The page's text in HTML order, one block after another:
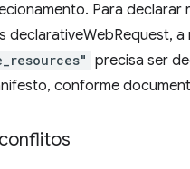
Para declarar
declarativeWebRequest, a
precisa ser
conforme